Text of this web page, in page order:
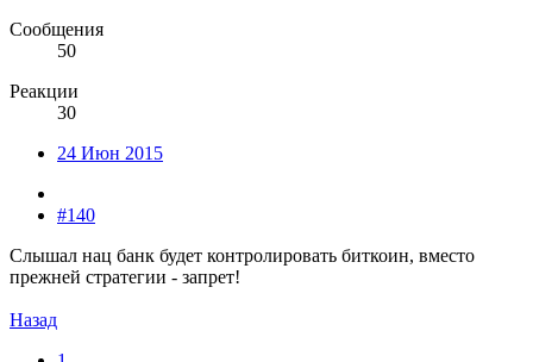
Сообщения
50
Реакции
30
24 Июн 2015
#140
Слышал нац банк будет контролировать биткоин, вместо
прежней стратегии - запрет!
Назад